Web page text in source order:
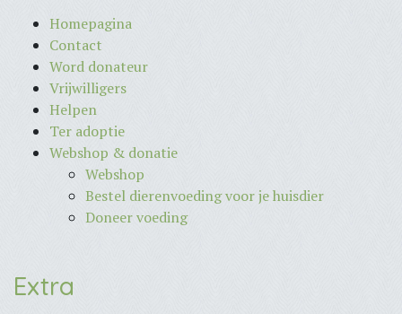
Homepagina
Contact
Word donateur
Vrijwilligers
Helpen
Ter adoptie
Webshop & donatie
Webshop
Bestel dierenvoeding voor je huisdier
Doneer voeding
Extra